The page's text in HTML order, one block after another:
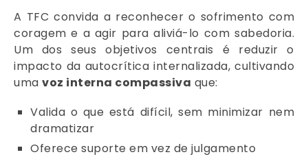
A TFC convida a reconhecer o sofrimento com
coragem e a agir para aliviá-lo com sabedoria.
Um dos seus objetivos centrais é reduzir o
impacto da autocrítica internalizada, cultivando
uma voz interna compassiva que:
Valida o que está difícil, sem minimizar nem
dramatizar
Oferece suporte em vez de julgamento